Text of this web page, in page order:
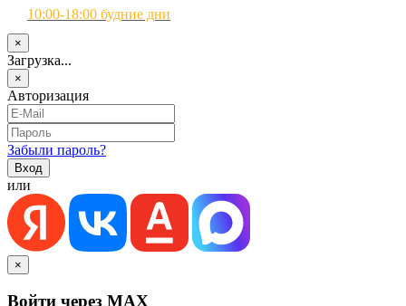
10:00-18:00 будние дни
×
Загрузка...
×
Авторизация
Забыли пароль?
или
×
Войти через MAX